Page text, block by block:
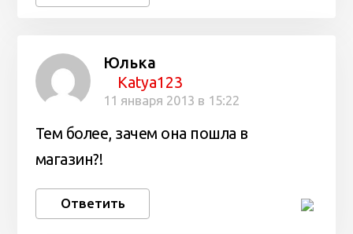
Юлька
Katya123
11 января 2013 в 15:22
Тем более, зачем она пошла в
магазин?!
Ответить